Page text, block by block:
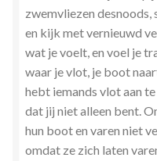
zwemvliezen
en kijk met vernieuwd
wat je voelt, en voel je
waar je vlot, je boot
hebt iemands vlot aan
dat jij niet alleen bent.
hun boot en varen niet
omdat ze zich laten